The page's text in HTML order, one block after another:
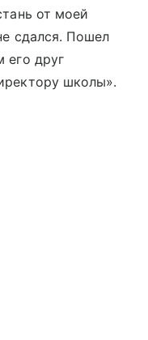
от моей
сдался. Пошел
его друг
школы».